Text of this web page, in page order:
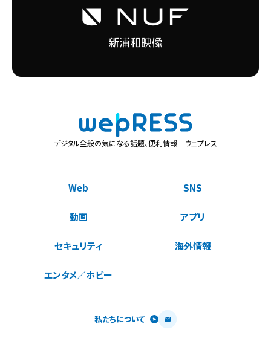
デジタル全般の気になる話題、便利情報｜ウェプレス
Web SNS
動画 アプリ
セキュリティ 海外情報
エンタメ／ホビー
私たちについて